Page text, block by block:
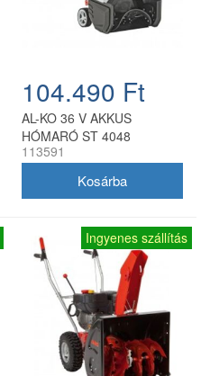
104.490 Ft
AL-KO 36 V AKKUS
HÓMARÓ ST 4048
113591
Ingyenes szállítás